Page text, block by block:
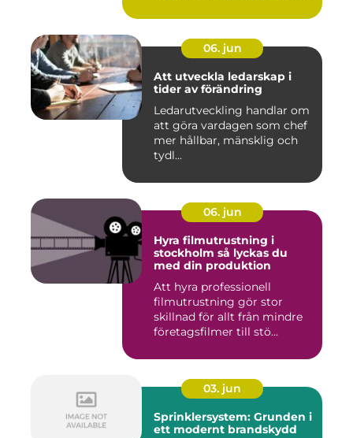
06. jun
Att utveckla ledarskap i
tider av förändring
Ledarutveckling handlar om
att göra vardagen som chef
mer hållbar, mänsklig och
tydl...
06. jun
Hyra filmutrustning i
stockholm så lyckas du
med din produktion
Att hyra professionell
filmutrustning gör stor
skillnad för allt från mindre
företagsfilmer till stö...
03. jun
Sprinklersystem: Grunden i
ett modernt brandskydd